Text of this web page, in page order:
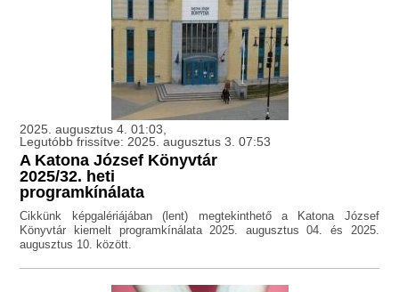
2025. augusztus 4. 01:03,
Legutóbb frissítve: 2025. augusztus 3. 07:53
A Katona József Könyvtár
2025/32. heti
programkínálata
Cikkünk képgalériájában (lent) megtekinthető a Katona József
Könyvtár kiemelt programkínálata 2025. augusztus 04. és 2025.
augusztus 10. között.